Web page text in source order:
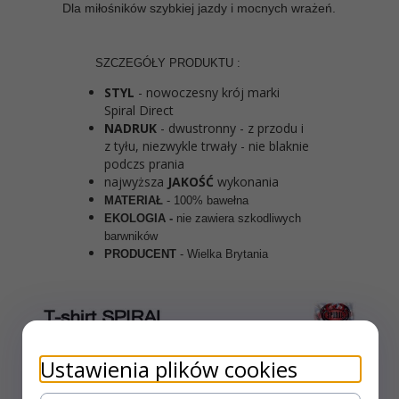
Dla miłośników szybkiej jazdy i mocnych wrażeń.
SZCZEGÓŁY PRODUKTU :
STYL - nowoczesny krój marki
Spiral Direct
NADRUK - dwustronny - z przodu i
z tyłu, niezwykle trwały - nie blaknie
podczs prania
najwyższa JAKOŚĆ wykonania
MATERIAŁ - 100% bawełna
EKOLOGIA - nie zawiera szkodliwych
barwników
PRODUCENT - Wielka Brytania
Ustawienia plików cookies